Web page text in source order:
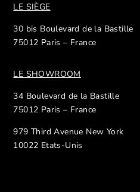
LE SIÈGE
30 bis Boulevard de la Bastille
75012 Paris – France
LE SHOWROOM
34 Boulevard de la Bastille
75012 Paris – France
979 Third Avenue New York
10022 Etats-Unis